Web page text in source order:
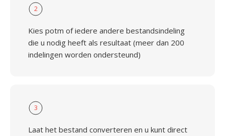
2
Kies potm of iedere andere bestandsindeling
die u nodig heeft als resultaat (meer dan 200
indelingen worden ondersteund)
3
Laat het bestand converteren en u kunt direct